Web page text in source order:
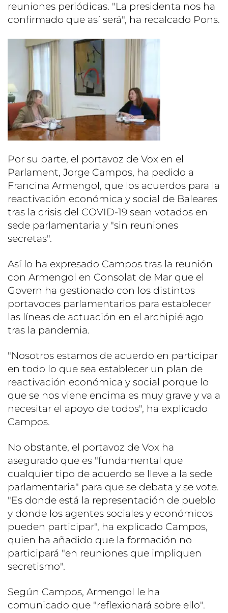
reuniones periódicas. "La presidenta nos ha
confirmado que así será", ha recalcado Pons.
Por su parte, el portavoz de Vox en el
Parlament, Jorge Campos, ha pedido a
Francina Armengol, que los acuerdos para la
reactivación económica y social de Baleares
tras la crisis del COVID-19 sean votados en
sede parlamentaria y "sin reuniones
secretas".
Así lo ha expresado Campos tras la reunión
con Armengol en Consolat de Mar que el
Govern ha gestionado con los distintos
portavoces parlamentarios para establecer
las líneas de actuación en el archipiélago
tras la pandemia.
"Nosotros estamos de acuerdo en participar
en todo lo que sea establecer un plan de
reactivación económica y social porque lo
que se nos viene encima es muy grave y va a
necesitar el apoyo de todos", ha explicado
Campos.
No obstante, el portavoz de Vox ha
asegurado que es "fundamental que
cualquier tipo de acuerdo se lleve a la sede
parlamentaria" para que se debata y se vote.
"Es donde está la representación de pueblo
y donde los agentes sociales y económicos
pueden participar", ha explicado Campos,
quien ha añadido que la formación no
participará "en reuniones que impliquen
secretismo".
Según Campos, Armengol le ha
comunicado que "reflexionará sobre ello".